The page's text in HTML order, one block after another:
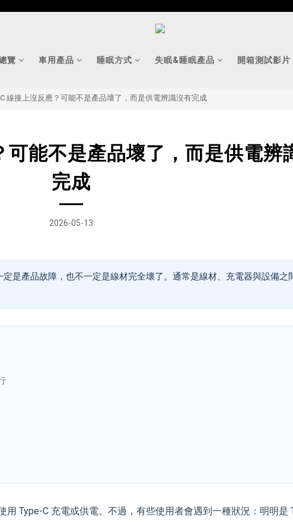
覽 車用產品 睡眠方式 失眠&睡眠產品 開箱測試影片
線接上沒反應？可能不是產品壞了，而是供電辨識沒有完成
能不是產品壞了，而是供電辨
完成
2026-05-13
是產品故障，也不一定是線材完全壞了。通常是線材、充電器與設備之
Type-C 充電或供電。不過，有些使用者會遇到一種狀況：明明是